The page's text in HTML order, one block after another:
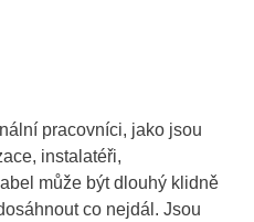
pracovníci, jako jsou
instalatéři,
může být dlouhý klidně
co nejdál. Jsou